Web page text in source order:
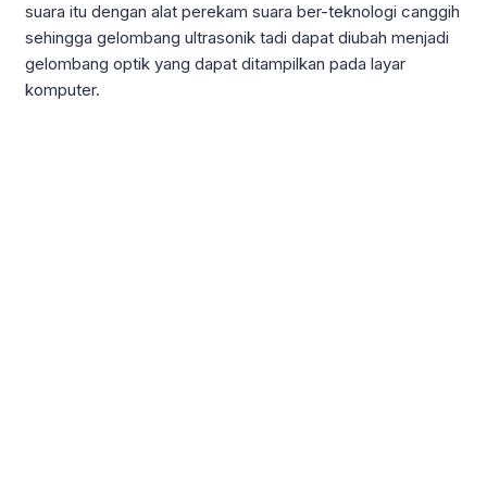
suara itu dengan alat perekam suara ber-teknologi canggih
sehingga gelombang ultrasonik tadi dapat diubah menjadi
gelombang optik yang dapat ditampilkan pada layar
komputer.